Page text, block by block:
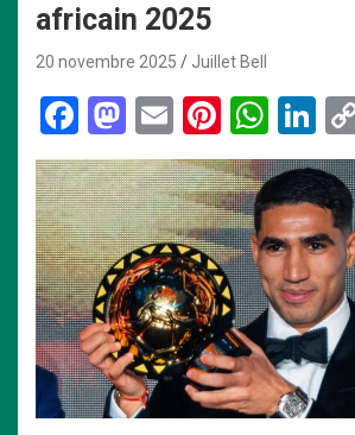
africain 2025
20 novembre 2025 Juillet Bell
F
a
ce
b
o
o
k
M
a
st
o
d
o
n
E
m
ail
Pi
nt
er
es
t
W
h
at
s
A
p
p
Li
n
ke
dI
n